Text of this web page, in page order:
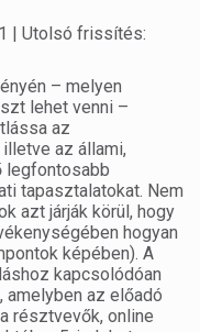
| Utolsó frissítés:
– melyen
lehet venni –
az
az állami,
legfontosabb
tapasztalatokat. Nem
azt járják körül, hogy
hogyan
képében). A
kapcsolódóan
az előadó
résztvevők, online